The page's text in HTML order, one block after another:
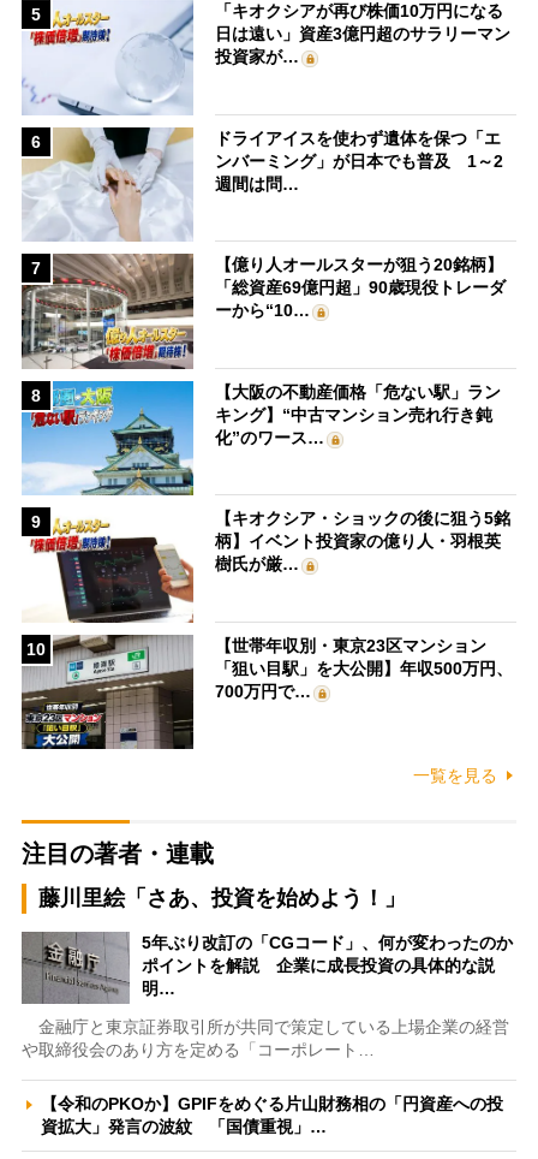
5
「キオクシアが再び株価10万円になる
日は遠い」資産3億円超のサラリーマン
投資家が…
6
ドライアイスを使わず遺体を保つ「エ
ンバーミング」が日本でも普及 1～2
週間は問…
7
【億り人オールスターが狙う20銘柄】
「総資産69億円超」90歳現役トレーダ
ーから“10…
8
【大阪の不動産価格「危ない駅」ラン
キング】“中古マンション売れ行き鈍
化”のワース…
9
【キオクシア・ショックの後に狙う5銘
柄】イベント投資家の億り人・羽根英
樹氏が厳…
10
【世帯年収別・東京23区マンション
「狙い目駅」を大公開】年収500万円、
700万円で…
一覧を見る
注目の著者・連載
藤川里絵「さあ、投資を始めよう！」
5年ぶり改訂の「CGコード」、何が変わったのか
ポイントを解説 企業に成長投資の具体的な説
明…
金融庁と東京証券取引所が共同で策定している上場企業の経営
や取締役会のあり方を定める「コーポレート…
【令和のPKOか】GPIFをめぐる片山財務相の「円資産への投
資拡大」発言の波紋 「国債重視」…